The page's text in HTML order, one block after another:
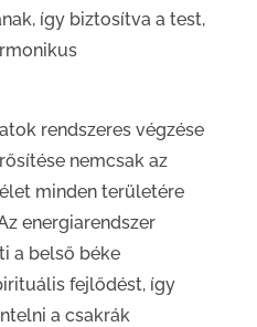
így biztosítva a test,
rendszeres végzése
nemcsak az
minden területére
energiarendszer
a belső béke
fejlődést, így
a csakrák